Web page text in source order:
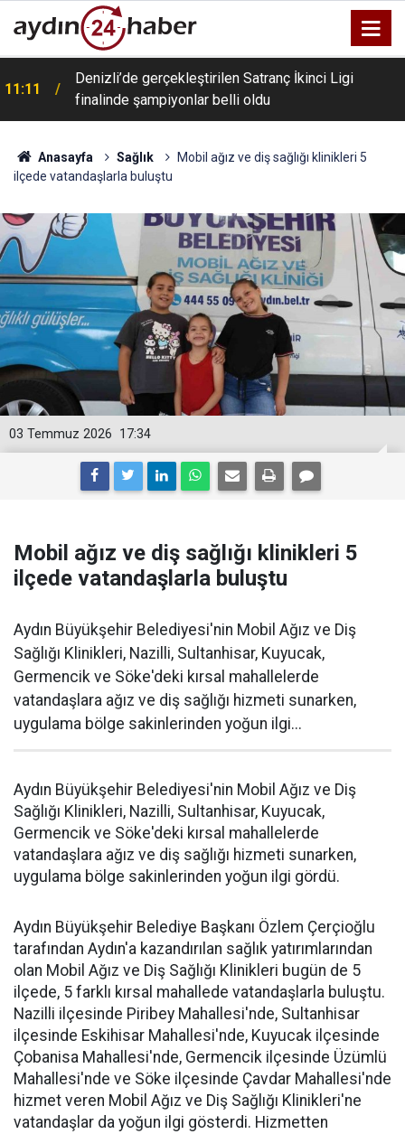
Denizli’de gerçekleştirilen Satranç İkinci Ligi
finalinde şampiyonlar belli oldu
10:52
Muğla’da iç hastalıkları kliniğinin 47. uzmanı belli
oldu
Anasayfa Sağlık
Mobil ağız ve diş sağlığı klinikleri 5
ilçede vatandaşlarla buluştu
17:34
03 Temmuz 2026
Mobil ağız ve diş sağlığı klinikleri 5
ilçede vatandaşlarla buluştu
Aydın Büyükşehir Belediyesi'nin Mobil Ağız ve Diş
Sağlığı Klinikleri, Nazilli, Sultanhisar, Kuyucak,
Germencik ve Söke'deki kırsal mahallelerde
vatandaşlara ağız ve diş sağlığı hizmeti sunarken,
uygulama bölge sakinlerinden yoğun ilgi...
Aydın Büyükşehir Belediyesi'nin Mobil Ağız ve Diş
Sağlığı Klinikleri, Nazilli, Sultanhisar, Kuyucak,
Germencik ve Söke'deki kırsal mahallelerde
vatandaşlara ağız ve diş sağlığı hizmeti sunarken,
uygulama bölge sakinlerinden yoğun ilgi gördü.
Aydın Büyükşehir Belediye Başkanı Özlem Çerçioğlu
tarafından Aydın'a kazandırılan sağlık yatırımlarından
olan Mobil Ağız ve Diş Sağlığı Klinikleri bugün de 5
ilçede, 5 farklı kırsal mahallede vatandaşlarla buluştu.
Nazilli ilçesinde Piribey Mahallesi'nde, Sultanhisar
ilçesinde Eskihisar Mahallesi'nde, Kuyucak ilçesinde
Çobanisa Mahallesi'nde, Germencik ilçesinde Üzümlü
Mahallesi'nde ve Söke ilçesinde Çavdar Mahallesi'nde
hizmet veren Mobil Ağız ve Diş Sağlığı Klinikleri'ne
vatandaşlar da yoğun ilgi gösterdi. Hizmetten